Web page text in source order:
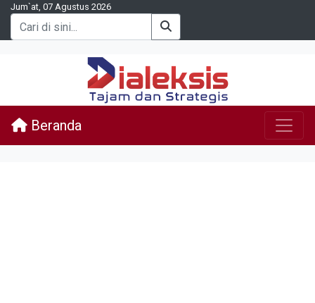
Jum`at, 07 Agustus 2026
Beranda